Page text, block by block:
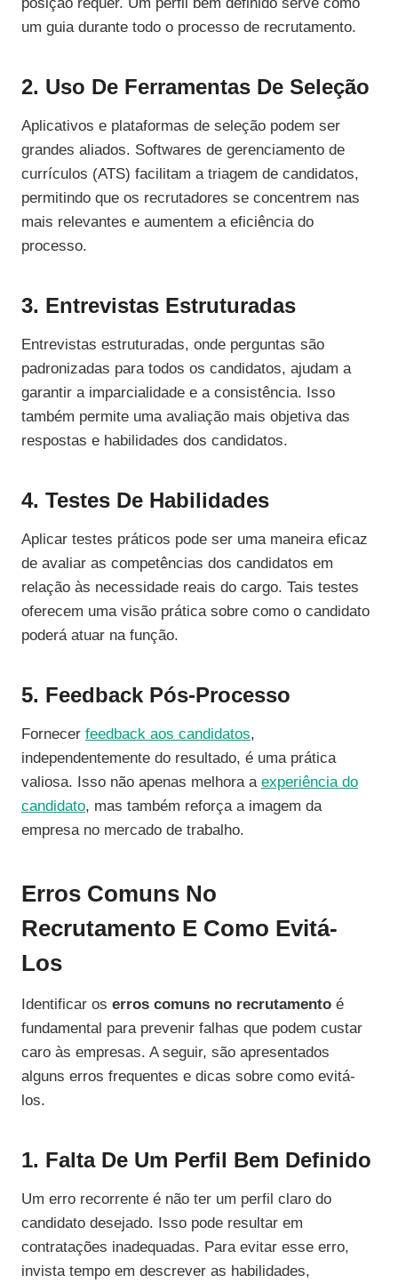
um guia durante todo o processo de recrutamento.
2. Uso De Ferramentas De Seleção
Aplicativos e plataformas de seleção podem ser
grandes aliados. Softwares de gerenciamento de
currículos (ATS) facilitam a triagem de candidatos,
permitindo que os recrutadores se concentrem nas
mais relevantes e aumentem a eficiência do
processo.
3. Entrevistas Estruturadas
Entrevistas estruturadas, onde perguntas são
padronizadas para todos os candidatos, ajudam a
garantir a imparcialidade e a consistência. Isso
também permite uma avaliação mais objetiva das
respostas e habilidades dos candidatos.
4. Testes De Habilidades
Aplicar testes práticos pode ser uma maneira eficaz
de avaliar as competências dos candidatos em
relação às necessidade reais do cargo. Tais testes
oferecem uma visão prática sobre como o candidato
poderá atuar na função.
5. Feedback Pós-Processo
Fornecer feedback aos candidatos,
independentemente do resultado, é uma prática
valiosa. Isso não apenas melhora a experiência do
candidato, mas também reforça a imagem da
empresa no mercado de trabalho.
Erros Comuns No
Recrutamento E Como Evitá-
Los
Identificar os erros comuns no recrutamento é
fundamental para prevenir falhas que podem custar
caro às empresas. A seguir, são apresentados
alguns erros frequentes e dicas sobre como evitá-
los.
1. Falta De Um Perfil Bem Definido
Um erro recorrente é não ter um perfil claro do
candidato desejado. Isso pode resultar em
contratações inadequadas. Para evitar esse erro,
invista tempo em descrever as habilidades,